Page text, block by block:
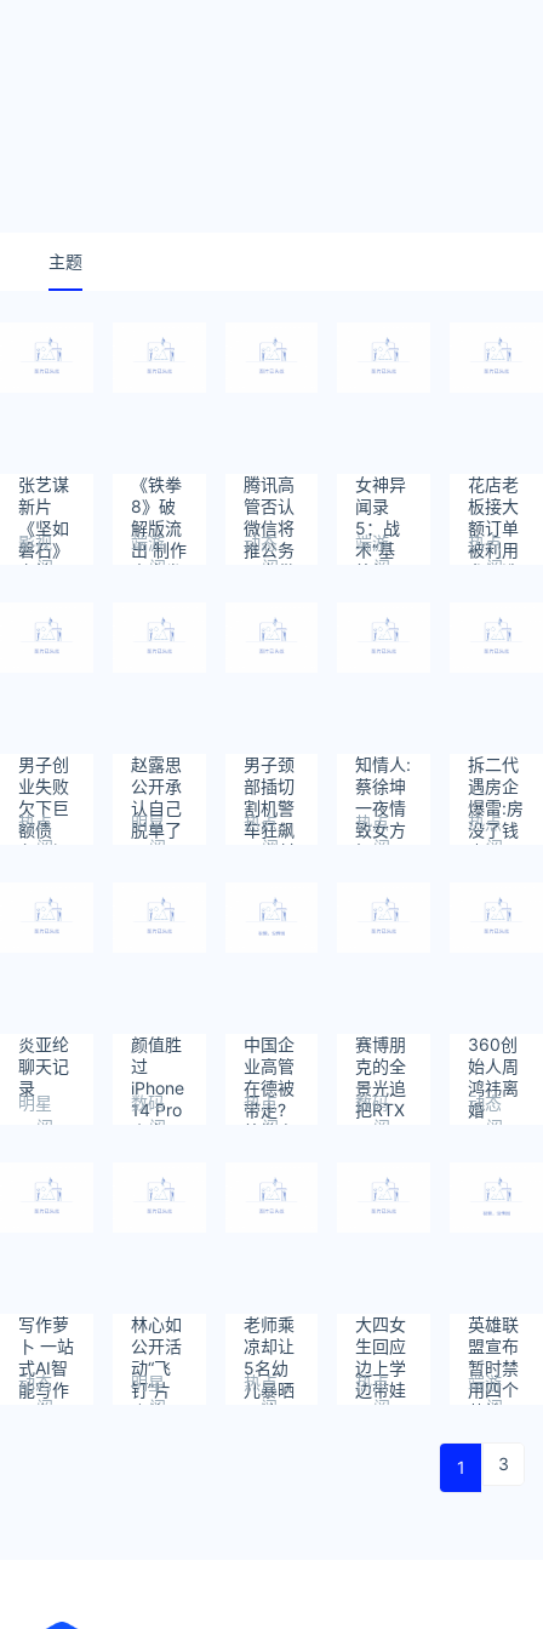
主题
张艺谋
新片
《坚如
磐石》
定档国
告和海
报发布
影视
阅
761
《铁拳
8》破
解版流
出 制作
人大发
端游
阅
621
腾讯高
管否认
微信将
推公务
员专供
动态
阅
女神异
闻录
5：战
术“基
德船
本龙司
实机战
斗视频
端游
阅
508
花店老
板接大
额订单
被利用
参与洗
热点
阅
803
男子创
业失败
欠下巨
额债
务：提
月还完
67万多
热点
阅
743
赵露思
公开承
认自己
脱单了
明星
阅
678
男子颈
部插切
割机警
车狂飙
10分钟
热点
阅
知情人:
蔡徐坤
一夜情
致女方
怀孕
热点
阅
894
拆二代
遇房企
爆雷:房
没了钱
也没了
热点
阅
777
炎亚纶
聊天记
录
明星
阅
476
颜值胜
过
iPhone
14 Pro
小米14
数码
阅
577
中国企
业高管
在德被
带走?
德警方
热点
阅
赛博朋
克的全
景光追
把RTX
4060
数码
阅
477
360创
始人周
鸿祎离
婚
6.25%
份已转
让胡欢
动态
阅
679
写作萝
卜 一站
式AI智
能写作
平台
动态
阅
林心如
公开活
动“飞
钉”片
疯传
明星
阅
老师乘
凉却让
5名幼
儿暴晒
罚站?
热点
阅
大四女
生回应
边上学
边带娃
热点
阅
英雄联
盟宣布
暂时禁
用四个
英雄
端游
阅
688
1 3